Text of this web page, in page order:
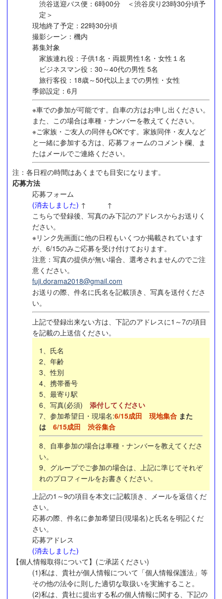
渋谷送迎バス便：6時00分 ＜渋谷戻り23時30分頃予
定＞
現地終了予定：22時30分頃
撮影シーン：機内
募集対象
家族連れ役：子供1名・両親男性1名・女性１名
ビジネスマン役：30～40代の男性 5名
旅行客役：18歳～50代以上までの男性・女性
季節設定：6月
※車での参加が可能です。自車の方はお申し出ください。
また、この場合は車種・ナンバーを教えてください。
※ご家族・ご友人の同伴もOKです。家族同伴・友人など
と一緒に参加する方は、応募フォームのコメント欄、ま
たはメールでご連絡ください。
注：各日程の時間はあくまでも目安になります。
応募方法
応募フォーム
(消去しました) ↑ ↑
こちらで登録後、写真のみ下記のアドレスからお送りく
ださい。
※リンク先画面に他の日程もいくつか掲載されています
が、6/15のみご応募を受け付けております。
注意：写真の提供が無い場合、選考されませんのでご注
意ください。
fuji.dorama2018@gmail.com
お送りの際、件名に氏名を記載頂き、写真を送付くださ
い。
上記で登録出来ない方は、下記のアドレスに1～7の項目
を記載の上送信ください。
1、氏名
2、年齢
3、性別
4、携帯番号
5、最寄り駅
6、写真(必須) 添付してください
7、参加希望日・現場名:6/15成田 現地集合 また
は
6/15成田 渋谷集合
8、自車参加の場合は車種・ナンバーを教えてくださ
い。
9、グループでご参加の場合は、上記に準じてそれぞ
れのプロフィールをお書きください。
上記の1～9の項目を本文に記載頂き、メールを返信くだ
さい。
応募の際、件名に参加希望日(現場名)と氏名を明記くだ
さい。
応募アドレス
(消去しました)
【個人情報取得について】(ご承諾ください)
(1)私は、貴社が個人情報について「個人情報保護法」等
その他の法令に則した適切な取扱いを実施すること。
(2)私は、貴社に提出する私の個人情報に関する、下記の